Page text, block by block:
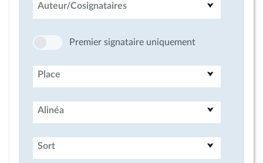
Auteur/Cosignataires
Premier signataire uniquement
Place
Alinéa
Sort